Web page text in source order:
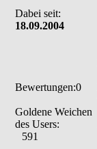
Dabei seit:
18.09.2004
Bewertungen:0
Goldene Weichen
des Users:
591